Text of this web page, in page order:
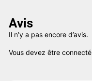
Avis
Il n’y a pas encore d’avis.
Vous devez être connecté